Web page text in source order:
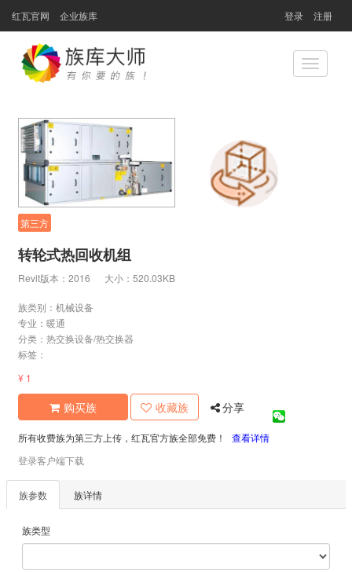
红瓦官网 企业族库 登录 注册
Toggle
第三方
转轮式热回收机组
Revit版本：2016 大小：520.03KB
族类别：机械设备
专业： 暖通
分类： 热交换设备/热交换器
标签：
¥ 1
购买族 收藏族 分享
所有收费族为第三方上传，红瓦官方族全部免费！
查看详情
登录客户端下载
族参数 族详情
族类型